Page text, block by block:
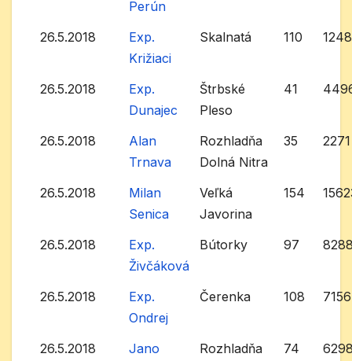
Perún
26.5.2018
Exp.
Križiaci
Skalnatá 110
26.5.2018
Exp.
Dunajec
Štrbské
Pleso
41
26.5.2018
Alan
Trnava
Rozhladňa
Dolná Nitra
35 2271
26.5.2018
Milan
Senica
Veľká
Javorina
154
26.5.2018
Exp.
Živčáková
Bútorky 97
26.5.2018
Exp.
Ondrej
Čerenka 108 7156
26.5.2018
Jano
Rozhladňa
74